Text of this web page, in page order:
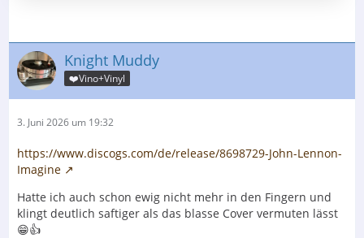
Knight Muddy
❤️Vino+Vinyl
3. Juni 2026 um 19:32
https://www.discogs.com/de/release/8698729-John-Lennon-
Imagine
Hatte ich auch schon ewig nicht mehr in den Fingern und
klingt deutlich saftiger als das blasse Cover vermuten lässt
😁👍